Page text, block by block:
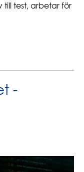
test, arbetar för
-